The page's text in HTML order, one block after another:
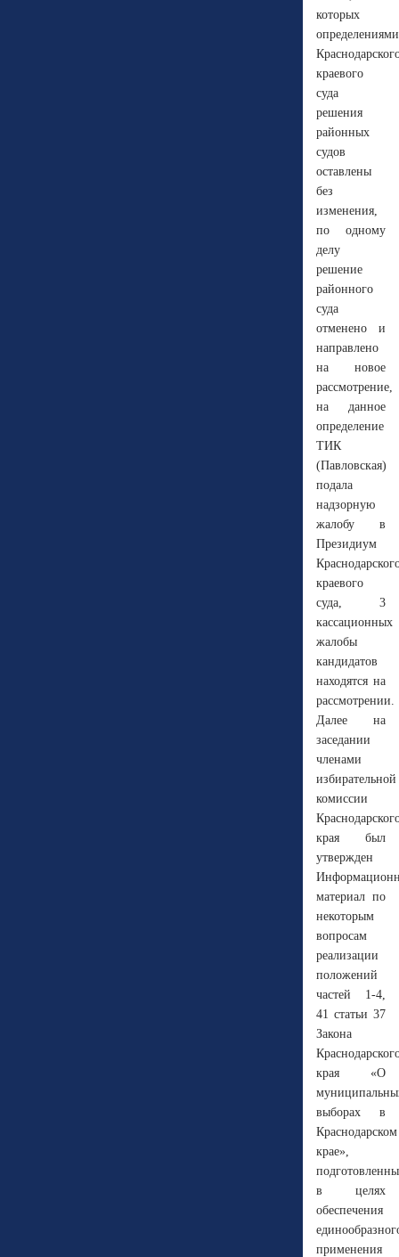
которых
определениями
краевого
суда
решения
районных
судов
оставлены
без
изменения,
по одному
делу
решение
районного
суда
отменено и
направлено
на новое
рассмотрение,
на данное
определение
ТИК
(Павловская)
подала
надзорную
жалобу в
Президиум
краевого
суда, 3
кассационных
жалобы
кандидатов
находятся на
рассмотрении.
Далее на
заседании
членами
избирательной
комиссии
края был
утвержден
материал по
некоторым
вопросам
реализации
положений
частей 1-4,
41 статьи 37
Закона
края «О
выборах в
Краснодарском
крае»,
в целях
обеспечения
применения